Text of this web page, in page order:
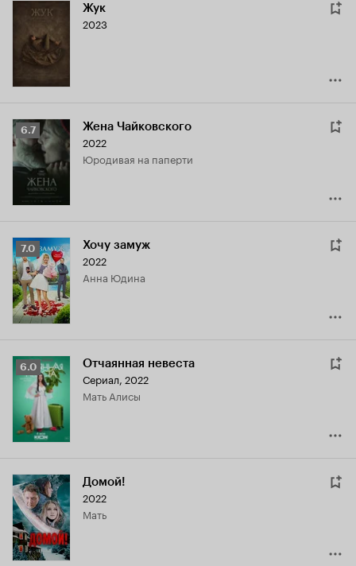
Жук
2023
Рейтинг
Кинопоиска
6.7
6.7 Жена Чайковского
2022
Юродивая на паперти
Рейтинг
Кинопоиска
7.0
7.0 Хочу замуж
2022
Анна Юдина
Рейтинг
Кинопоиска
6.0
6.0 Отчаянная невеста
Сериал, 2022
мать Алисы
Домой!
2022
мать